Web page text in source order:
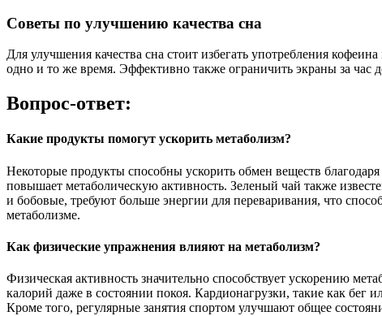
Советы по улучшению качества сна
Для улучшения качества сна стоит избегать употребления
одно и то же время. Эффективно также ограничить экраны за час
Вопрос-ответ:
Какие продукты помогут ускорить метаболизм?
Некоторые продукты способны ускорить обмен веществ
повышает метаболическую активность. Зеленый чай также
и бобовые, требуют больше энергии для переваривания, что
метаболизме.
Как физические упражнения влияют на метаболизм?
Физическая активность значительно способствует ускорению
калорий даже в состоянии покоя. Кардионагрузки, такие как
Кроме того, регулярные занятия спортом улучшают общее